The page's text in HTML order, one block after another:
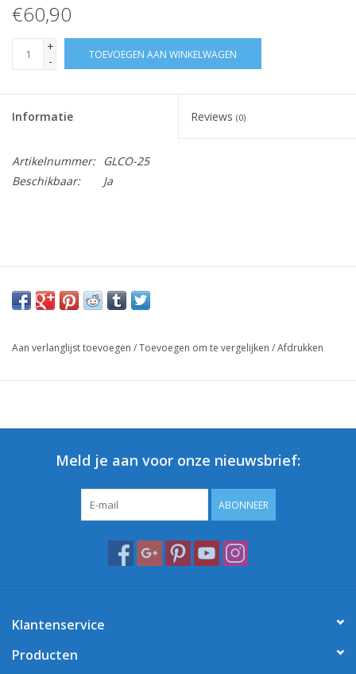
€60,90
+
-
TOEVOEGEN AAN WINKELWAGEN
Informatie Reviews (0)
Artikelnummer:
GLCO-25
Beschikbaar:
Ja
Aan verlanglijst toevoegen /Toevoegen om te vergelijken /Afdrukken
Meld je aan voor onze nieuwsbrief:
ABONNEER
Klantenservice
Producten